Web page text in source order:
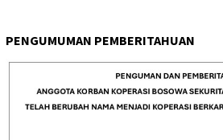
PENGUMUMAN PEMBERITAHUAN